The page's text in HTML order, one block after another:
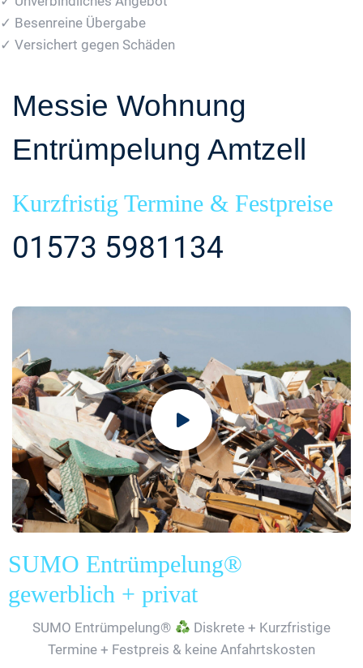
✓ Besenreine Übergabe
✓ Versichert gegen Schäden
Messie Wohnung
Entrümpelung Amtzell
Kurzfristig Termine & Festpreise
01573 5981134
SUMO Entrümpelung®
gewerblich + privat
SUMO Entrümpelung®
Diskrete + Kurzfristige
Termine + Festpreis & keine Anfahrtskosten